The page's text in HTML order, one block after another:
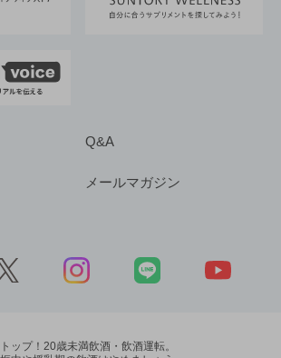
Q&A
メールマガジン
ップ！20歳未満飲酒・飲酒運転。